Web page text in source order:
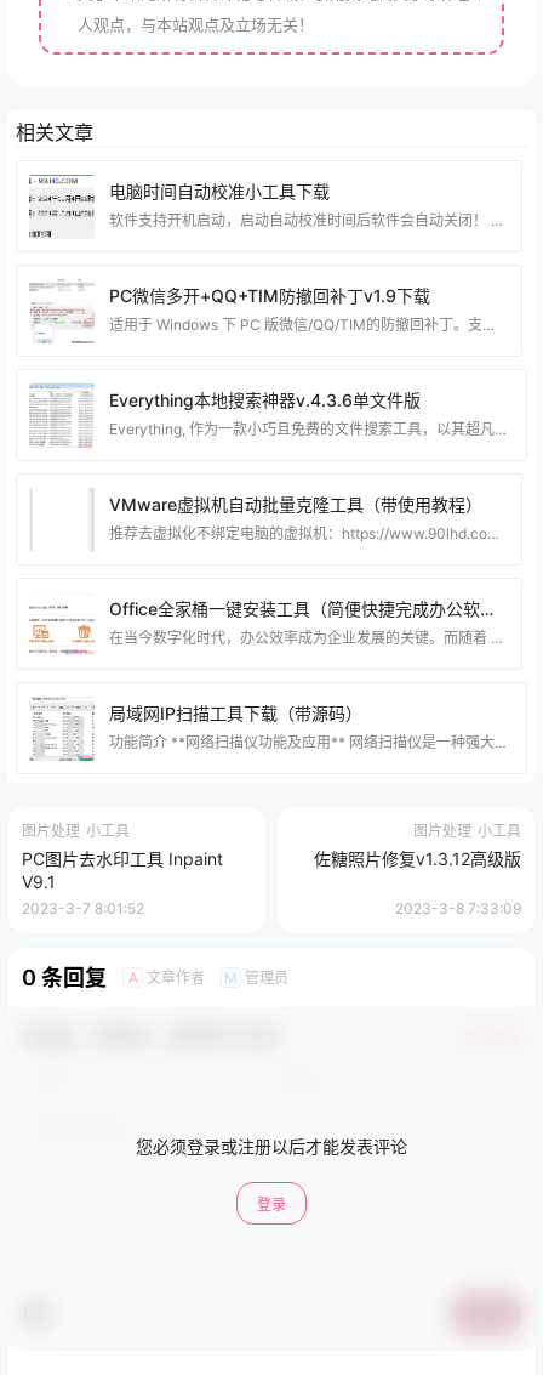
人观点，与本站观点及立场无关！
相关文章
电脑时间自动校准小工具下载
软件支持开机启动，启动自动校准时间后软件会自动关闭！ 这个小工具可以解决小部分小伙伴的问题，大部分人的电脑都是可以自动校验时间的。 注意！Windows8以上的系统可能要右键管理员身份运行哦！ 小工具是博猪这边原创的分享给有需要的小伙伴~ 资源下载 下载权限查看 ￥ 免费下载 评论并刷新后下载 登录后下载 查看演示 {{attr.name}}： 您当前的等级为 登录后免费下载登录 小黑屋反思中，不准下载！ 评论后刷新页面下载评论 支付￥以后下载 请先登录 您今天的下载次数（次）用完了，请明天再来 支付积分以后下载立
PC微信多开+QQ+TIM防撤回补丁v1.9下载
适用于 Windows 下 PC 版微信/QQ/TIM的防撤回补丁。支持最新版微信/QQ/TIM，其中微信能够选择安装多开功能。 一款适用于 Windows下PC版微信/QQ/TIM的防撤回补丁，实际效果 是对方撤回消息后，你的聊天界面不会有任何变化，你仍旧能看到对方撤回的消息。 使用方法 首先，你的系统需要满足以下条件： Windows 7 或更高版本，不支持XP。 .NET Framework 4.5.2 或更高版本。低于此版本在打开程序时可能无反应，或者直接报错。 使用本程序前，先关闭微信/QQ/TIM。 以
Everything本地搜索神器v.4.3.6单文件版
Everything, 作为一款小巧且免费的文件搜索工具，以其超凡的速度令人叹为观止。它能够在极短的时间内，如几秒钟内，完成数百GB硬盘中数十万文件的NTFS索引。 文件名称搜索功能极为迅速，结果即刻展现，并附带关键词高亮显示。 其索引数据库能够实时更新以反映文件变化，支持文件名称的通配符和正则表达式筛选，用户甚至可以通过HTTP或FTP服务器共享搜索结果。 资源下载 下载权限查看 ￥ 免费下载 评论并刷新后下载 登录后下载 查看演示 {{attr.name}}： 您当前的等级为 登录后免费下载登录 小黑屋反思中，
VMware虚拟机自动批量克隆工具（带使用教程）
推荐去虚拟化不绑定电脑的虚拟机：https://www.90lhd.com/10887.html 使用方法简单来说就是，当你把鼠标放到想要复制的母盘位置上时，按住Ctrl键不放，然后再按下E键，这样就可以获取到虚拟机母盘的坐标了。如果按住Ctrl+E不行就试试按住ALT+E看看能不能获取坐标 工具简介： 这个工具兼容性有点差，有些电脑无法使用不知道是什么问题~ 这个虚拟机自动批量克隆工具是一款旨在简化VMware虚拟机批量克隆及多开操作的工具。 通过该软件，您可以轻松地创建多个虚拟机副本，省去繁琐的手动操作和耗费大
Office全家桶一键安装工具（简便快捷完成办公软件的安装&配置）
在当今数字化时代，办公效率成为企业发展的关键。而随着 Microsoft Office 的广泛应用，一款高效、安全、简约的办公增强工具成为了许多企业和个人追求的目标。Mocreak便是这个时代的利器，它为用户提供了一键自动化部署 Office 的完美解决方案。 Mocreak，作为一款全新的办公自动化工具，不仅仅是一款软件，更是一项服务。其核心特点体现在完全免费、绿色、简约、高效、安全等多个方面。 首先，Mocreak的免费特性使得它成为了众多用户的首选。在当前软件市场，费用昂贵、订阅模式使得许多用户望而却步。而M
局域网IP扫描工具下载（带源码）
功能简介 **网络扫描仪功能及应用** 网络扫描仪是一种强大的工具，可用于局域网中设备的扫描、信息获取和网络连接的质量检测。下面将介绍其主要功能和应用。 **1. 设备扫描功能** 网络扫描仪能够快速而准确地扫描局域网中的各类设备。这包括计算机、打印机、路由器等网络设备。通过扫描，用户可以了解网络中存在的所有设备，为网络管理提供了重要的基础信息。 **2. 显示设备详细信息** 一旦扫描完成，网络扫描仪可以提供连接设备的详细信息。这些信息包括设备的MAC地址、IP地址、计算机名等。这有助于管理员迅速识别和定位网络中
图片处理 小工具
PC图片去水印工具 Inpaint
V9.1
2023-3-7 8:01:52
图片处理 小工具
佐糖照片修复v1.3.12高级版
2023-3-8 7:33:09
0 条回复 A 文章作者 M 管理员
您必须登录或注册以后才能发表评论
登录